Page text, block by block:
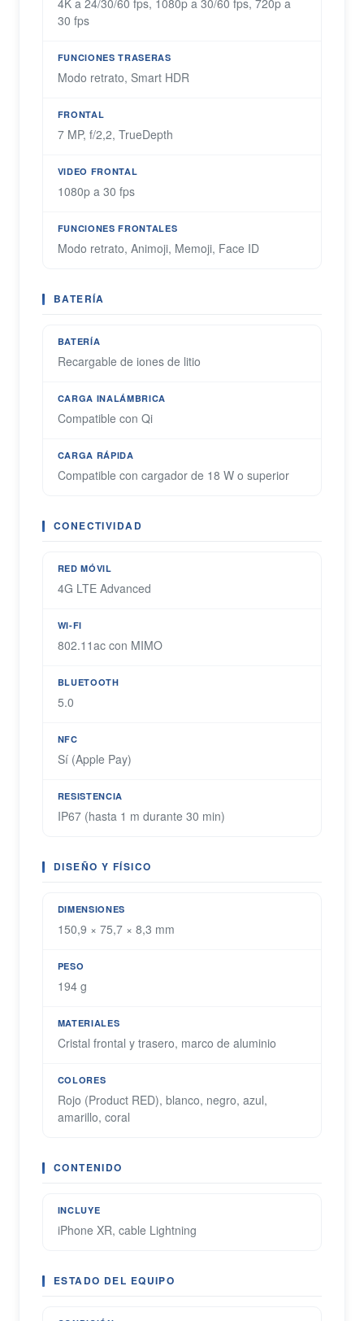
4K a 24/30/60 fps, 1080p a 30/60 fps, 720p a
30 fps
FUNCIONES TRASERAS
Modo retrato, Smart HDR
FRONTAL
7 MP, f/2,2, TrueDepth
VIDEO FRONTAL
1080p a 30 fps
FUNCIONES FRONTALES
Modo retrato, Animoji, Memoji, Face ID
BATERÍA
BATERÍA
Recargable de iones de litio
CARGA INALÁMBRICA
Compatible con Qi
CARGA RÁPIDA
Compatible con cargador de 18 W o superior
CONECTIVIDAD
RED MÓVIL
4G LTE Advanced
WI-FI
802.11ac con MIMO
BLUETOOTH
5.0
NFC
Sí (Apple Pay)
RESISTENCIA
IP67 (hasta 1 m durante 30 min)
DISEÑO Y FÍSICO
DIMENSIONES
150,9 × 75,7 × 8,3 mm
PESO
194 g
MATERIALES
Cristal frontal y trasero, marco de aluminio
COLORES
Rojo (Product RED), blanco, negro, azul,
amarillo, coral
CONTENIDO
INCLUYE
iPhone XR, cable Lightning
ESTADO DEL EQUIPO